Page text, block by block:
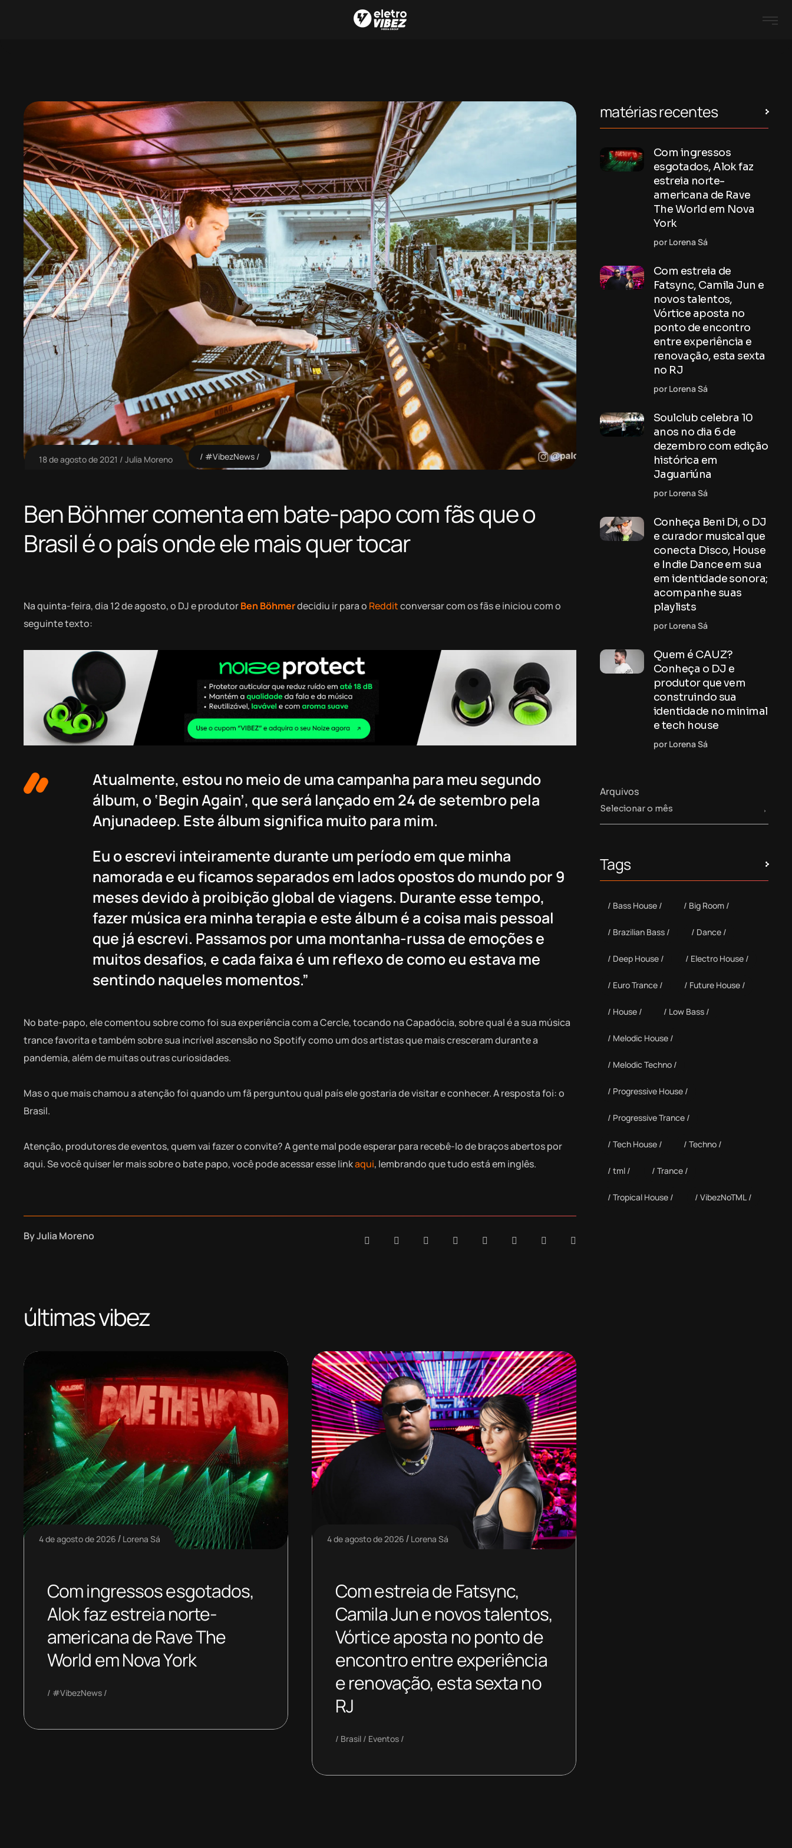
18 de agosto de 2021 Julia Moreno #VibezNews
Ben Böhmer comenta em bate-papo com fãs que o
Brasil é o país onde ele mais quer tocar
Na quinta-feira, dia 12 de agosto, o DJ e produtorBen Böhmerdecidiu ir para o Redditconversar com os fãs e iniciou com o
seguinte texto:
Atualmente, estou no meio de uma campanha para meu segundo
álbum, o ‘Begin Again’, que será lançado em 24 de setembro pela
Anjunadeep. Este álbum significa muito para mim.
Eu o escrevi inteiramente durante um período em que minha
namorada e eu ficamos separados em lados opostos do mundo por 9
meses devido à proibição global de viagens. Durante esse tempo,
fazer música era minha terapia e este álbum é a coisa mais pessoal
que já escrevi. Passamos por uma montanha-russa de emoções e
muitos desafios, e cada faixa é um reflexo de como eu estava me
sentindo naqueles momentos.”
No bate-papo, ele comentou sobre como foi sua experiência com a Cercle, tocando na Capadócia, sobre qual é a sua música
trance favorita e também sobre sua incrível ascensão no Spotify como um dos artistas que mais cresceram durante a
pandemia, além de muitas outras curiosidades.
Mas o que mais chamou a atenção foi quando um fã perguntou qual país ele gostaria de visitar e conhecer. A resposta foi: o
Brasil.
Atenção, produtores de eventos, quem vai fazer o convite? A gente mal pode esperar para recebê-lo de braços abertos por
aqui. Se você quiser ler mais sobre o bate papo, você pode acessar esse linkaqui, lembrando que tudo está em inglês.
ByJulia Moreno
últimas vibez
4 de agosto de 2026 Lorena Sá
Com ingressos esgotados,
Alok faz estreia norte-
americana de Rave The
World em Nova York
#VibezNews
4 de agosto de 2026 Lorena Sá
Com estreia de Fatsync,
Camila Jun e novos talentos,
Vórtice aposta no ponto de
encontro entre experiência
e renovação, esta sexta no
RJ
Brasil Eventos
matérias recentes
Com ingressos
esgotados, Alok faz
estreia norte-
americana de Rave
The World em Nova
York
por Lorena Sá
Com estreia de
Fatsync, Camila Jun e
novos talentos,
Vórtice aposta no
ponto de encontro
entre experiência e
renovação, esta sexta
no RJ
por Lorena Sá
Soulclub celebra 10
anos no dia 6 de
dezembro com edição
histórica em
Jaguariúna
por Lorena Sá
Conheça Beni Di, o DJ
e curador musical que
conecta Disco, House
e Indie Dance em sua
em identidade sonora;
acompanhe suas
playlists
por Lorena Sá
Quem é CAUZ?
Conheça o DJ e
produtor que vem
construindo sua
identidade no minimal
e tech house
por Lorena Sá
Arquivos
Tags
Bass House Big Room
Brazilian Bass Dance
Deep House Electro House
Euro Trance Future House
House Low Bass
Melodic House
Melodic Techno
Progressive House
Progressive Trance
Tech House Techno
tml Trance
Tropical House VibezNoTML